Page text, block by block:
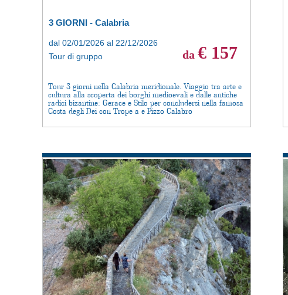
dal 02/01/2026 al 22/12/2026
3 GIORNI - Calabria
Tour di gruppo
Tour 3 giorni nella Calabria meridionale. Viaggio tra arte e
cultura alla scoperta dei borghi medioevali e dalle antiche
radici bizantine: Gerace e Stilo per concludersi nella famosa
Costa degli Dei con Trope a e Pizzo Calabro
da € 157